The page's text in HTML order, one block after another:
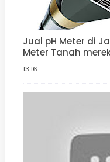
Jual pH Meter di
Meter Tanah
13.16